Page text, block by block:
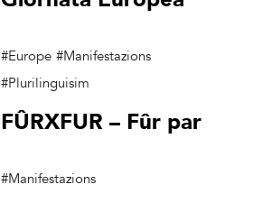
#Europe #Manifestazions
#Plurilinguisim
FÛRXFUR – Fûr par
#Manifestazions